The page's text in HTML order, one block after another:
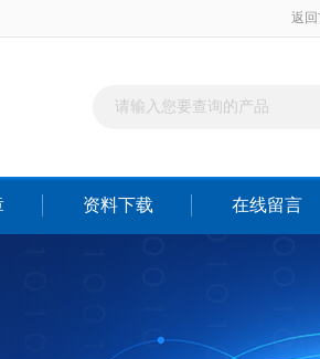
返
资料下载 在线留言